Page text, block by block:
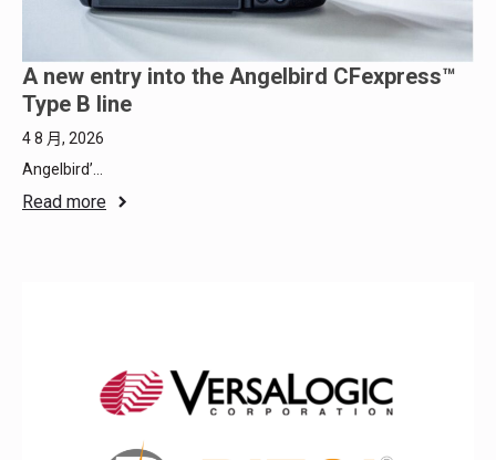
A new entry into the Angelbird CFexpress™
Type B line
4 8 月, 2026
Angelbird’...
Read more